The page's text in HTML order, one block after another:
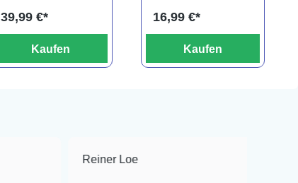
39,99 €*
Kaufen
16,99 €*
Kaufen
Reiner Loe